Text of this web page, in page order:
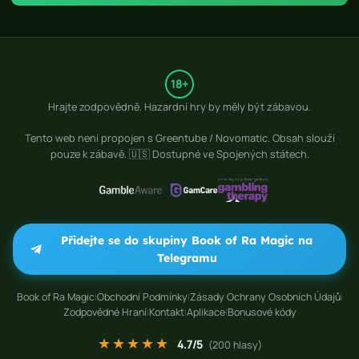
18+
Hrajte zodpovědně. Hazardní hry by měly být zábavou.
Tento web není propojen s Greentube / Novomatic. Obsah slouží
pouze k zábavě. 🇺🇸 Dostupné ve Spojených státech.
Přidejte se do skupiny Book of Ra Magic na
Telegramu
Book of Ra Magic|Obchodní Podmínky|Zásady Ochrany Osobních Údajů|
Zodpovědné Hraní|Kontakt|Aplikace|Bonusové kódy
★★★★★ 4.7/5 (200 hlasy)